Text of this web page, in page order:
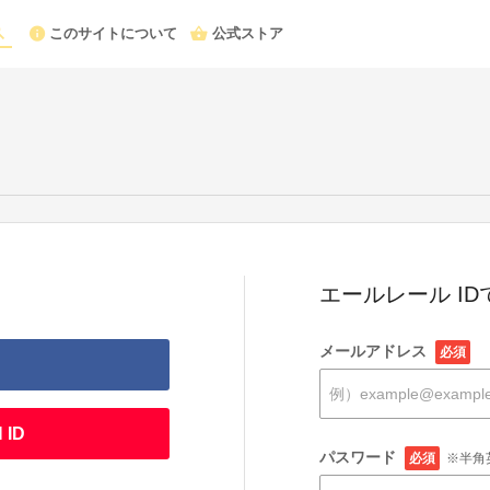
このサイトについて 公式ストア
ID
エールレール ID
メールアドレス 必須
パスワード 必須 ※半角